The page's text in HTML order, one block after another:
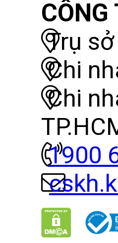
CÔNG
Trụ
Chi
Chi
1900